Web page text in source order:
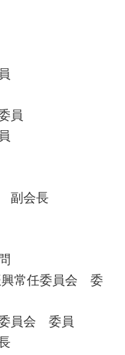
員
副会長
常任委員会 委
員会 委員